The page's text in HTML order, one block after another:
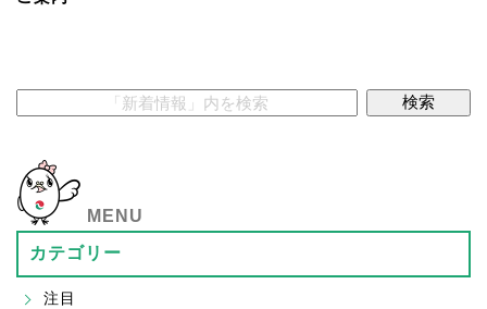
MENU
カテゴリー
注目